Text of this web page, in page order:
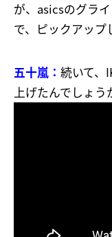
が、asicsのグラ
で、ピックアップ
五十嵐： 続いて、
上げたんでしょう